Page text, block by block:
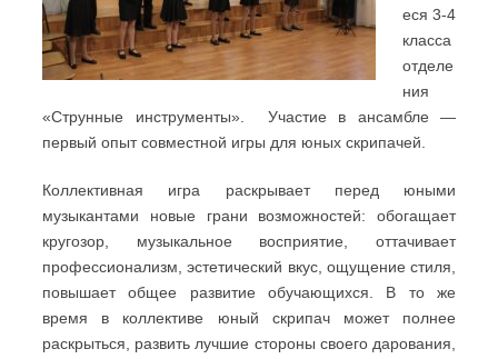
еся 3-4
класса
отделе
ния
«Струнные инструменты». Участие в ансамбле —
первый опыт совместной игры для юных скрипачей.
Коллективная игра раскрывает перед юными
музыкантами новые грани возможностей: обогащает
кругозор, музыкальное восприятие, оттачивает
профессионализм, эстетический вкус, ощущение стиля,
повышает общее развитие обучающихся. В то же
время в коллективе юный скрипач может полнее
раскрыться, развить лучшие стороны своего дарования,